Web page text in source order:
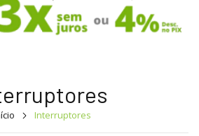
Interruptores